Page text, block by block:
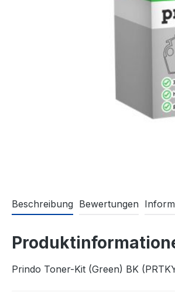
Beschreibung Bewertungen
Prindo Toner-Kit (Green) BK